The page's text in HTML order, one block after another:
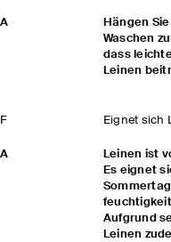
A
Hängen
Waschen
dass
Leinen
F Eignet sich
A
Leinen ist
Es eignet
Aufgrund
Leinen